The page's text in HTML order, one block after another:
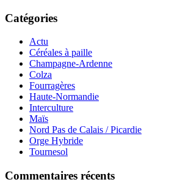
Catégories
Actu
Céréales à paille
Champagne-Ardenne
Colza
Fourragères
Haute-Normandie
Interculture
Maïs
Nord Pas de Calais / Picardie
Orge Hybride
Tournesol
Commentaires récents